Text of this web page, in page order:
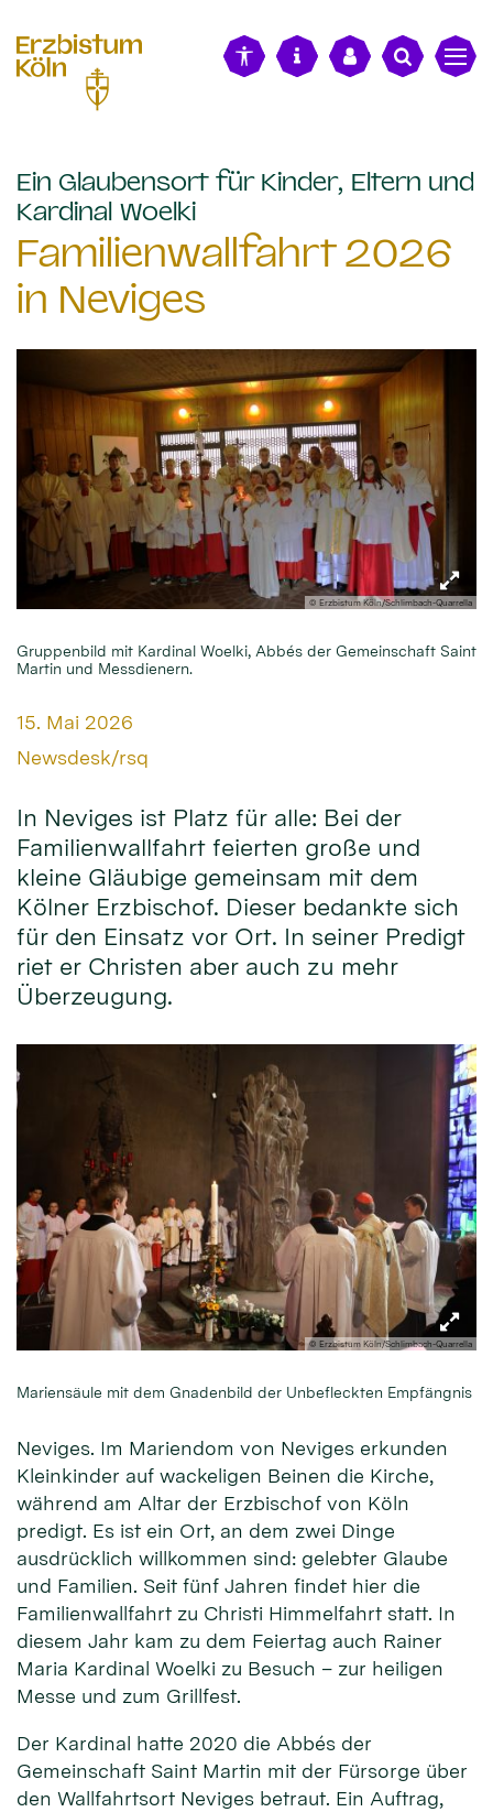
Ein Glaubensort für Kinder, Eltern und
Kardinal Woelki:
Familienwallfahrt 2026
in Neviges
© Erzbistum Köln/Schlimbach-Quarrella
Gruppenbild mit Kardinal Woelki, Abbés der Gemeinschaft Saint
Martin und Messdienern.
Datum:
15. Mai 2026
Von:
Newsdesk/rsq
In Neviges ist Platz für alle: Bei der
Familienwallfahrt feierten große und
kleine Gläubige gemeinsam mit dem
Kölner Erzbischof. Dieser bedankte sich
für den Einsatz vor Ort. In seiner Predigt
riet er Christen aber auch zu mehr
Überzeugung.
© Erzbistum Köln/Schlimbach-Quarrella
Mariensäule mit dem Gnadenbild der Unbefleckten Empfängnis
Neviges. Im Mariendom von Neviges erkunden
Kleinkinder auf wackeligen Beinen die Kirche,
während am Altar der Erzbischof von Köln
predigt. Es ist ein Ort, an dem zwei Dinge
ausdrücklich willkommen sind: gelebter Glaube
und Familien. Seit fünf Jahren findet hier die
Familienwallfahrt zu Christi Himmelfahrt statt. In
diesem Jahr kam zu dem Feiertag auch Rainer
Maria Kardinal Woelki zu Besuch – zur heiligen
Messe und zum Grillfest.
Der Kardinal hatte 2020 die Abbés der
Gemeinschaft Saint Martin mit der Fürsorge über
den Wallfahrtsort Neviges betraut. Ein Auftrag,